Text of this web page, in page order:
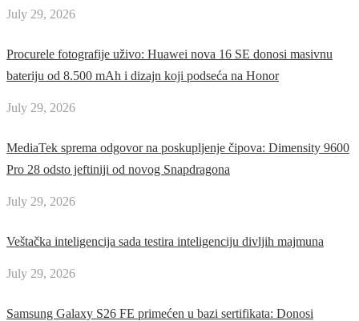
July 29, 2026
Procurele fotografije uživo: Huawei nova 16 SE donosi masivnu
bateriju od 8.500 mAh i dizajn koji podseća na Honor
July 29, 2026
MediaTek sprema odgovor na poskupljenje čipova: Dimensity 9600
Pro 28 odsto jeftiniji od novog Snapdragona
July 29, 2026
Veštačka inteligencija sada testira inteligenciju divljih majmuna
July 29, 2026
Samsung Galaxy S26 FE primećen u bazi sertifikata: Donosi